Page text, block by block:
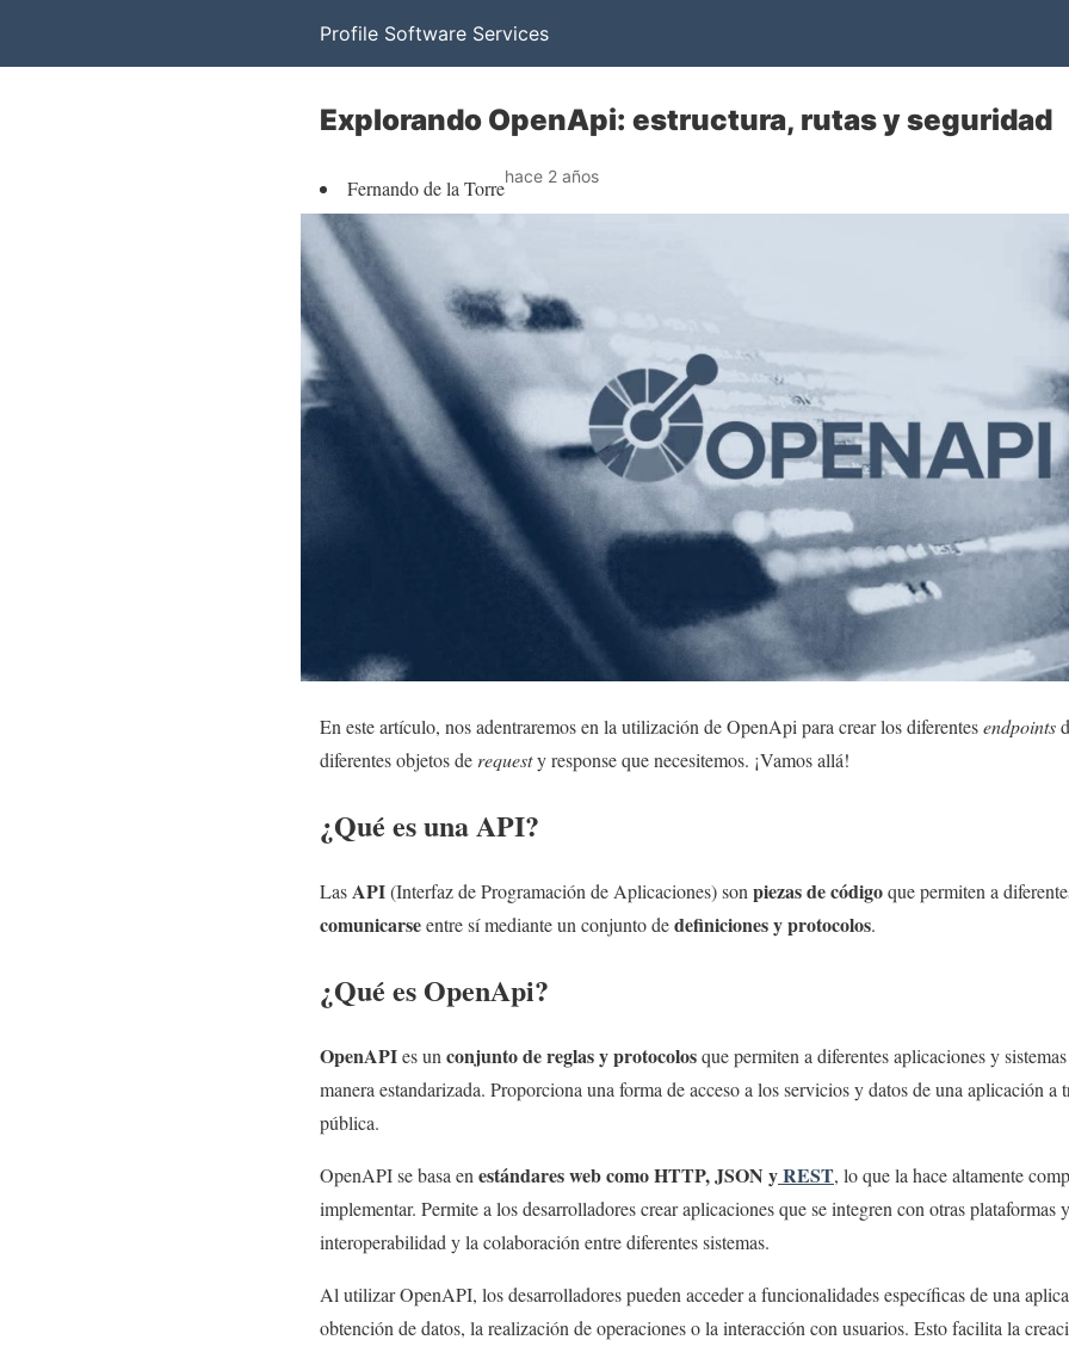
Profile Software Services
Explorando OpenApi: estructura, rutas y seguridad
Fernando de la Torrehace 2 años
En este artículo, nos adentraremos en la utilización de OpenApi para crear los diferentesendpoints
diferentes objetos de requesty response que necesitemos. ¡Vamos allá!
¿Qué es una API?
LasAPI(Interfaz de Programación de Aplicaciones) son piezas de códigoque permiten a
comunicarseentre sí mediante un conjunto dedefiniciones y protocolos.
¿Qué es OpenApi?
OpenAPIes un conjunto de reglas y protocolosque permiten a diferentes aplicaciones y
manera estandarizada. Proporciona una forma de acceso a los servicios y datos de una aplicación a
pública.
OpenAPI se basa en estándares web como HTTP, JSON yREST, lo que la hace altamente
implementar. Permite a los desarrolladores crear aplicaciones que se integren con otras
interoperabilidad y la colaboración entre diferentes sistemas.
Al utilizar OpenAPI, los desarrolladores pueden acceder a funcionalidades específicas de una
obtención de datos, la realización de operaciones o la interacción con usuarios. Esto facilita la